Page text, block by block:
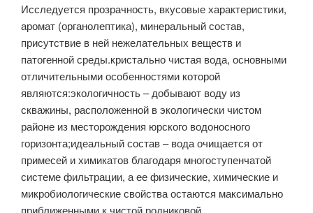
Исследуется прозрачность, вкусовые характеристики,
аромат (органолептика), минеральный состав,
присутствие в ней нежелательных веществ и
патогенной среды.кристально чистая вода, основными
отличительными особенностями которой
являются:экологичность – добывают воду из
скважины, расположенной в экологически чистом
районе из месторождения юрского водоносного
горизонта;идеальный состав – вода очищается от
примесей и химикатов благодаря многоступенчатой
системе фильтрации, а ее физические, химические и
микробиологические свойства остаются максимально
приближенными к чистой родниковой